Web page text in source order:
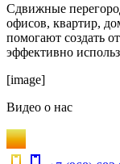
Сдвижные
офисов, квартир,
помогают создать
эффективно
[image]
Видео о нас